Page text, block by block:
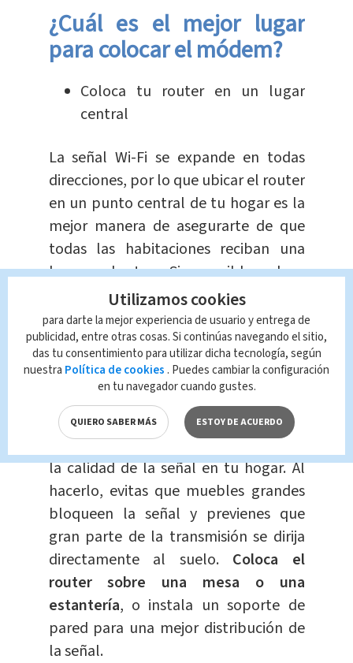
¿Cuál es el mejor lugar
para colocar elmódem?
Coloca tu router en un lugar
central
La señal Wi-Fi se expande en todas
direcciones, por lo que ubicar el router
en un punto central de tu hogar es la
mejor manera de asegurarte de que
todas las habitaciones reciban una
buena cobertura. Si es posible, coloca
el router en el centro de tu casa, lo
quepermitirá que la señal llegue de
manera uniforme a todas las áreas.
Eleva tu router
Elevar el router del suelo es una
manera sencilla y efectiva de mejorar
la calidad de la señal en tu hogar. Al
hacerlo, evitas que muebles grandes
bloqueen la señal y previenes que
gran parte de la transmisión se dirija
directamente al suelo. Coloca el
router sobre una mesa o una
estantería, o instala un soporte de
pared para una mejor distribución de
la señal.
Utilizamos cookies
para darte la mejor experiencia de usuario y entrega de
publicidad, entre otras cosas. Si continúas navegando el sitio,
das tu consentimiento para utilizar dicha tecnología, según
nuestra Política de cookies . Puedes cambiar la configuración
en tu navegador cuando gustes.
QUIERO SABER MÁS ESTOY DE ACUERDO